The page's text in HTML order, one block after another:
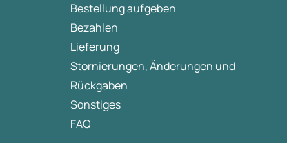
Bestellung aufgeben
Bezahlen
Lieferung
Stornierungen, Änderungen und
Rückgaben
Sonstiges
FAQ